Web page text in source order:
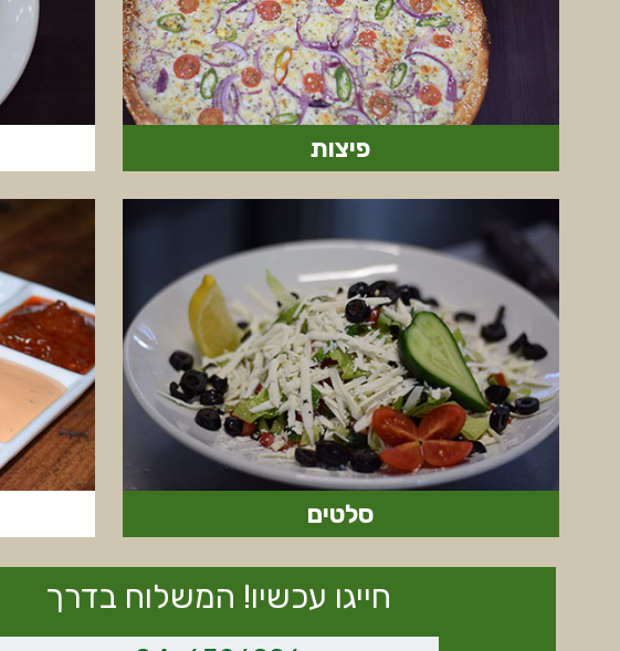
פיצות
סלטים
חייגו עכשיו! המשלוח בדרך